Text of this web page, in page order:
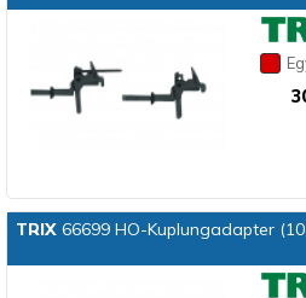
TRIX66699 HO-Kuplungadapter